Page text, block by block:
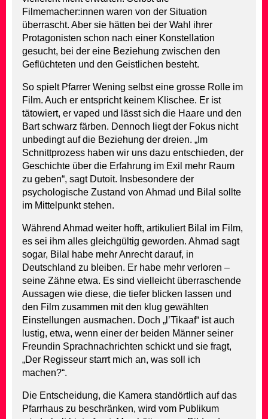
Filmemacher:innen waren von der Situation
überrascht. Aber sie hätten bei der Wahl ihrer
Protagonisten schon nach einer Konstellation
gesucht, bei der eine Beziehung zwischen den
Geflüchteten und den Geistlichen besteht.
So spielt Pfarrer Wening selbst eine grosse Rolle im
Film. Auch er entspricht keinem Klischee. Er ist
tätowiert, er vaped und lässt sich die Haare und den
Bart schwarz färben. Dennoch liegt der Fokus nicht
unbedingt auf die Beziehung der dreien. „Im
Schnittprozess haben wir uns dazu entschieden, der
Geschichte über die Erfahrung im Exil mehr Raum
zu geben“, sagt Dutoit. Insbesondere der
psychologische Zustand von Ahmad und Bilal sollte
im Mittelpunkt stehen.
Während Ahmad weiter hofft, artikuliert Bilal im Film,
es sei ihm alles gleichgültig geworden. Ahmad sagt
sogar, Bilal habe mehr Anrecht darauf, in
Deutschland zu bleiben. Er habe mehr verloren –
seine Zähne etwa. Es sind vielleicht überraschende
Aussagen wie diese, die tiefer blicken lassen und
den Film zusammen mit den klug gewählten
Einstellungen ausmachen. Doch „l’Tikaaf“ ist auch
lustig, etwa, wenn einer der beiden Männer seiner
Freundin Sprachnachrichten schickt und sie fragt,
„Der Regisseur starrt mich an, was soll ich
machen?“.
Die Entscheidung, die Kamera standörtlich auf das
Pfarrhaus zu beschränken, wird vom Publikum